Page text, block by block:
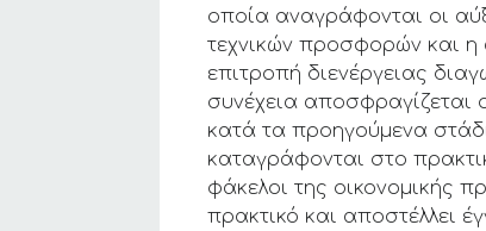
οποία αναγράφονται οι
τεχνικών προσφορών και η
επιτροπή διενέργειας
συνέχεια
κατά τα προηγούμενα
καταγράφονται στο
φάκελοι της οικονομικής
πρακτικό και αποστέλλει